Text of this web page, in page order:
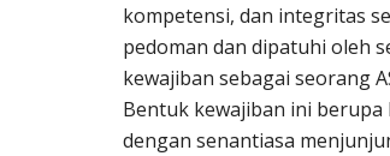
kompetensi, dan integritas
pedoman dan dipatuhi oleh
kewajiban sebagai seorang
Bentuk kewajiban ini
dengan senantiasa